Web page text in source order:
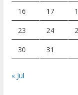
16 17
23 24
30 31
« Jul